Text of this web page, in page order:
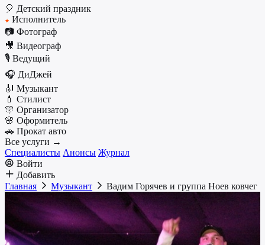
🎈 Детский праздник
★ Исполнитель
📷 Фотограф
🎥 Видеограф
🎙️ Ведущий
🎧 ДиДжей
🎻 Музыкант
💄 Стилист
🎊 Организатор
🌸 Оформитель
🚗 Прокат авто
Все услуги →
Специалисты Анонсы Журнал
Войти
Добавить
Главная
Музыкант Вадим Горячев и группа Ноев ковчег